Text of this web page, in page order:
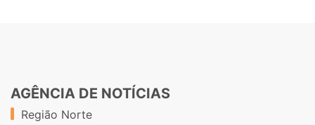
AGÊNCIA DE NOTÍCIAS
Região Norte